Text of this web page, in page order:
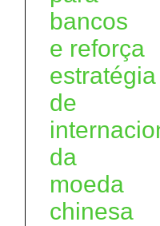
bancos
e reforça
estratégia
de
da
moeda
chinesa